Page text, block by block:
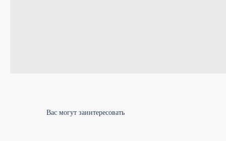
Вас могут заинтересовать